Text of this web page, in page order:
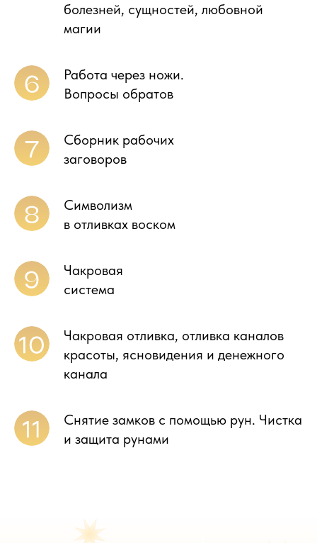
болезней, сущностей, любовной
магии
Работа через ножи.
Вопросы обратов
Сборник рабочих
заговоров
Символизм
в отливках воском
Чакровая
система
Чакровая отливка, отливка каналов
красоты, ясновидения и денежного
канала
Снятие замков с помощью рун. Чистка
и защита рунами